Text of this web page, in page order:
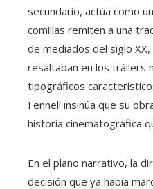
secundario, actúa como
comillas remiten a una
de mediados del siglo
resaltaban en los tráilers
tipográficos
Fennell insinúa que su
historia cinematográfica
En el plano narrativo, la
decisión que ya había